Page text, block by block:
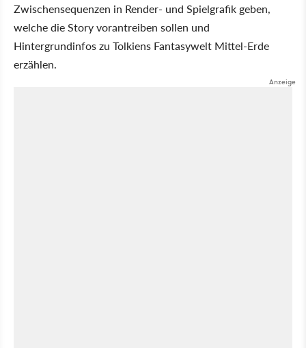
Zwischensequenzen in Render- und Spielgrafik geben,
welche die Story vorantreiben sollen und
Hintergrundinfos zu Tolkiens Fantasywelt Mittel-Erde
erzählen.